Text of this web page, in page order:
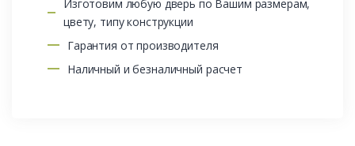
Изготовим любую дверь по Вашим размерам,
цвету, типу конструкции
Гарантия от производителя
Наличный и безналичный расчет